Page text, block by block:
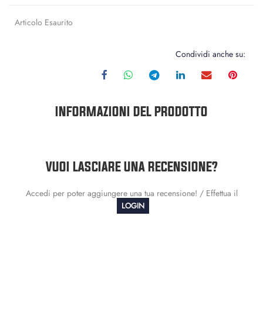
Articolo Esaurito
Condividi anche su:
INFORMAZIONI DEL PRODOTTO
VUOI LASCIARE UNA RECENSIONE?
Accedi per poter aggiungere una tua recensione! / Effettua il
LOGIN